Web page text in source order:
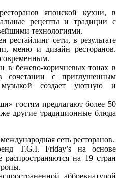
японской кухни, в
рецепты и традиции с
технологиями.
рестайлинг сети, в результате
меню и дизайн ресторанов.
в бежево-коричневых тонах в
сочетании с приглушенным
создает уютную и
гостям предлагают более 50
другие традиционные блюда
сеть ресторанов.
T.G.I. Friday’s на основе
на 19 стран
аббревиатурой